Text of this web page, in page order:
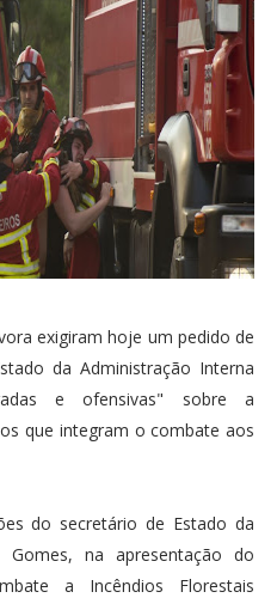
exigiram hoje um pedido de
da Administração Interna
e ofensivas" sobre a
que integram o combate aos
do secretário de Estado da
Gomes, na apresentação do
a Incêndios Florestais